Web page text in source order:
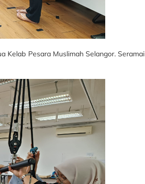
Kelab Pesara Muslimah Selangor. Seramai